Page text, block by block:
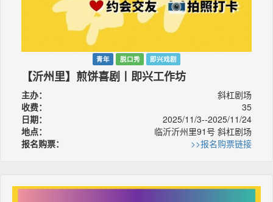
青年 脱口秀 即兴戏剧
【沂州里】煎饼喜剧丨即兴工作坊
主办：
斜杠剧场
收费：
35
日期：
2025/11/3--2025/11/24
地点：
临沂沂州里91号 斜杠剧场
报名购票：
>>报名购票链接